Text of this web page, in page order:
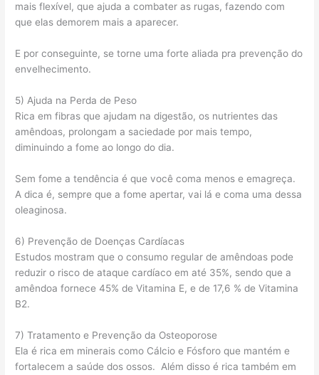
mais flexível, que ajuda a combater as rugas, fazendo com
que elas demorem mais a aparecer.
E por conseguinte, se torne uma forte aliada pra prevenção do
envelhecimento.
5) Ajuda na Perda de Peso
Rica em fibras que ajudam na digestão, os nutrientes das
amêndoas, prolongam a saciedade por mais tempo,
diminuindo a fome ao longo do dia.
Sem fome a tendência é que você coma menos e emagreça.
A dica é, sempre que a fome apertar, vai lá e coma uma dessa
oleaginosa.
6) Prevenção de Doenças Cardíacas
Estudos mostram que o consumo regular de amêndoas pode
reduzir o risco de ataque cardíaco em até 35%, sendo que a
amêndoa fornece 45% de Vitamina E, e de 17,6 % de Vitamina
B2.
7) Tratamento e Prevenção da Osteoporose
Ela é rica em minerais como Cálcio e Fósforo que mantém e
fortalecem a saúde dos ossos. Além disso é rica também em